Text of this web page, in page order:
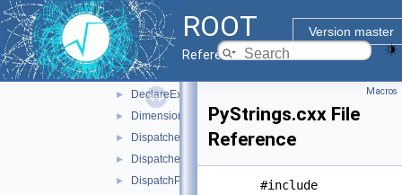
ROOT
Version master
Reference Guide
► CPyCppyyPyModule.cxx
► CustomPyTypes.cxx
► CustomPyTypes.h
► DeclareConverters.h
► DeclareExecutors.h
► Dimensions.h
► Dispatcher.cxx
► Dispatcher.h
► DispatchPtr.cxx
Macros
PyStrings.cxx File
Reference
#include